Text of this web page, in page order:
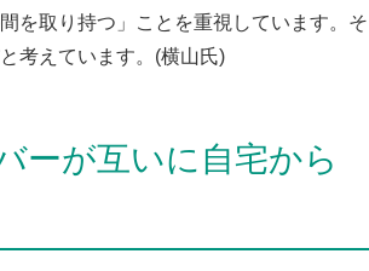
を取り持つ」ことを重視しています。そ
考えています。(横山氏)
ーが互いに自宅から